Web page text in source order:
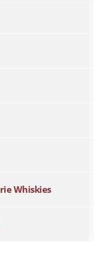
Whiskies